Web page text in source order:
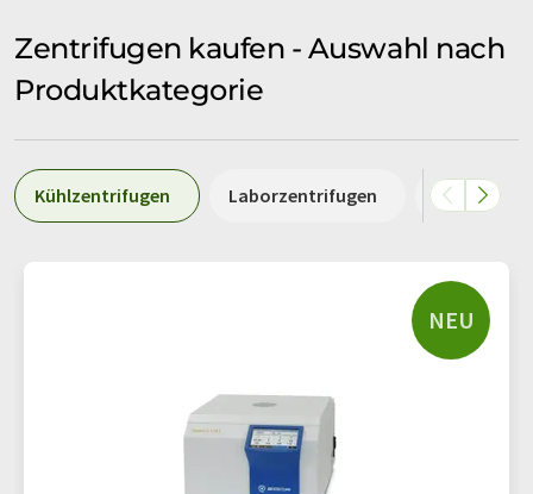
Zentrifugen kaufen - Auswahl nach
Produktkategorie
Kühlzentrifugen Laborzentrifugen Midi-
NEU